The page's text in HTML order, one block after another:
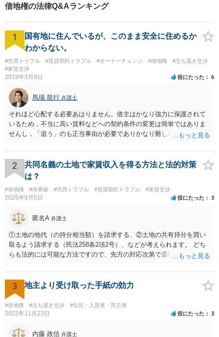
借地権の法律Q&Aランキング
1
国有地に住んでいるが、このまま安全に住めるか
わからない。
#売買トラブル #賃貸契約トラブル #オーナーチェンジ #借地権
#立ち退き交渉
#家賃交渉
2019年3月9日 役にたった 6
馬場 龍行 弁護士
それほど心配する必要あはりません。借主はかなり強力に保護されて
いるため，不当に高い賃料などへの契約条件の変更は簡単ではありま
せんし，「追う」のも正当事由が必要でありかなり難しいのです。 周
い条件で立退料等を支払ってもらえるかもしれません。 なので無理し
て所有権を取得する必要はないと思いますが，まずは価格ですよね。
ローンが組めないということはないと思いますが，金融機関に相談さ
れてみてはいかがでしょうか。 買うとしたら，という条件をしっかり
把握して，その上で，買うか，借り続けるか，というのはどちらにも
メリットデメリットありますので価値判断の問題といえそうです。
2
共同名義の土地で家賃収入を得る方法と法的対策
は？
#借地権 #境界線 #売買トラブル #賃貸契約トラブル #家賃交渉
2025年9月5日 役にたった 3
匿名A 弁護士
①土地の地代（の持分相当額）を請求する、②土地の共有持分を買い
取るよう請求する（民法258条2項2号）、などが考えられます。 どち
らも法的には可能な方法ですので、先方の対応次第で選択することに
は②を求めて訴訟を提起することになるかと存じます。）
3 地主より受け取った手紙の効力
#借地権 #立ち退き交渉 #住民・入居者・買主側
2022年11月23日 役にたった 3
内藤 政信 弁護士